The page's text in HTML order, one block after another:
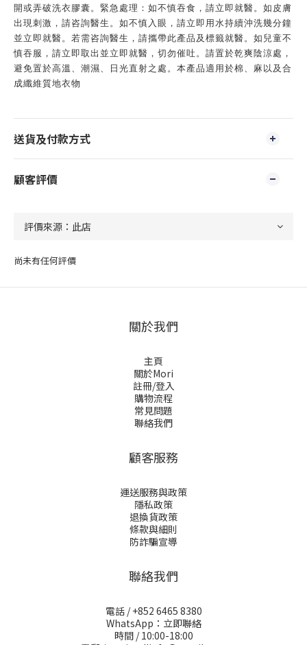
開或弄破洗衣膠囊。緊急處理：如不慎吞食，請立即就醫。如皮膚
出現刺激，請咨詢醫生。如不慎入眼，請立即用水持續沖洗幾分鐘
並立即就醫。若需咨詢醫生，請攜帶此產品及標籤就醫。如兒童不
慎吞服，請立即取出並立即就醫，切勿催吐。請置於乾爽陰涼處，
避免置於高溫、潮濕、日光直射之處。本產品適用於棉、麻以及合
成纖維質地衣物
送貨及付款方式
顧客評價
尚未有任何評價
關於我們
主頁
關於Mori
註冊/登入
購物流程
常見問題
聯絡我們
顧客服務
運送服務與政策
隱私政策
退換貨政策
條款與細則
防詐騙宣導
聯絡我們
電話 / +852 6465 8380
WhatsApp：立即聯絡
時間 / 10:00-18:00